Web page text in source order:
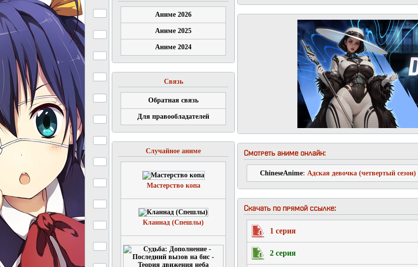
Аниме 2026
Аниме 2025
Аниме 2024
Связь
Обратная связь
Для правообладателей
Случайное аниме
Мастерство копа
Кланнад (Спешлы)
Смотреть аниме онлайн:
ChineseAnime: Адская девочка (четвертый сезон)
Скачать по прямой ссылке:
1 серия
2 серия